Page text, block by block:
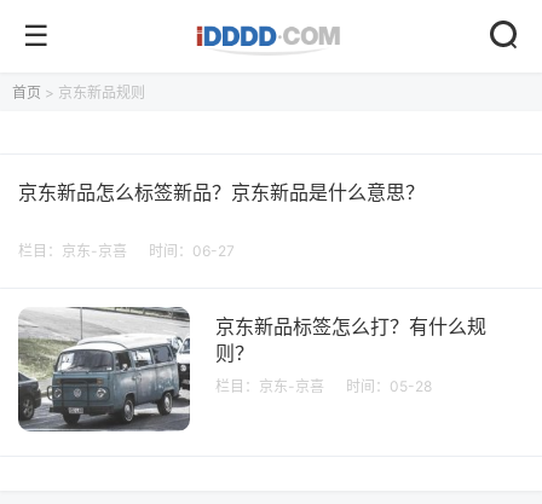
首页 > 京东新品规则
京东新品怎么标签新品？京东新品是什么意思？
栏目： 京东-京喜 时间：06-27
京东新品标签怎么打？有什么规
则？
栏目： 京东-京喜 时间：05-28